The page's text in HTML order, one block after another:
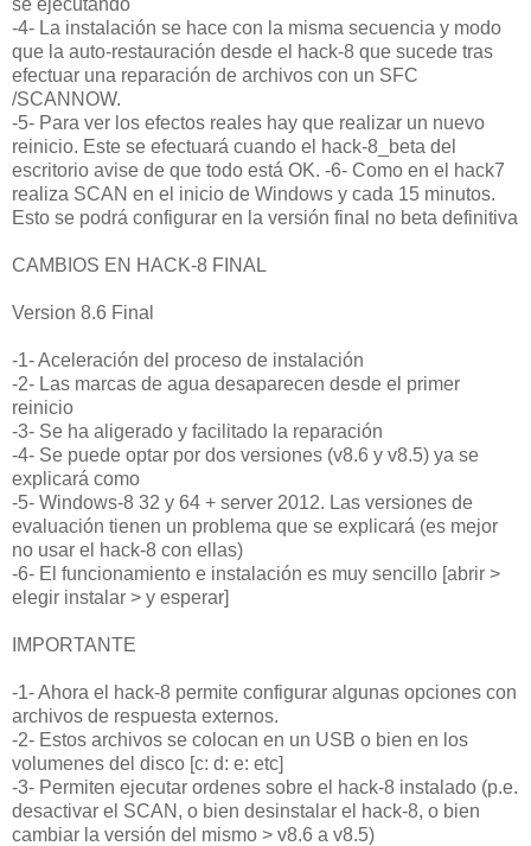
se ejecutando
-4- La instalación se hace con la misma secuencia y modo
que la auto-restauración desde el hack-8 que sucede tras
efectuar una reparación de archivos con un SFC
/SCANNOW.
-5- Para ver los efectos reales hay que realizar un nuevo
reinicio. Este se efectuará cuando el hack-8_beta del
escritorio avise de que todo está OK. -6- Como en el hack7
realiza SCAN en el inicio de Windows y cada 15 minutos.
Esto se podrá configurar en la versión final no beta definitiva
CAMBIOS EN HACK-8 FINAL
Version 8.6 Final
-1- Aceleración del proceso de instalación
-2- Las marcas de agua desaparecen desde el primer
reinicio
-3- Se ha aligerado y facilitado la reparación
-4- Se puede optar por dos versiones (v8.6 y v8.5) ya se
explicará como
-5- Windows-8 32 y 64 + server 2012. Las versiones de
evaluación tienen un problema que se explicará (es mejor
no usar el hack-8 con ellas)
-6- El funcionamiento e instalación es muy sencillo [abrir >
elegir instalar > y esperar]
IMPORTANTE
-1- Ahora el hack-8 permite configurar algunas opciones con
archivos de respuesta externos.
-2- Estos archivos se colocan en un USB o bien en los
volumenes del disco [c: d: e: etc]
-3- Permiten ejecutar ordenes sobre el hack-8 instalado (p.e.
desactivar el SCAN, o bien desinstalar el hack-8, o bien
cambiar la versión del mismo > v8.6 a v8.5)